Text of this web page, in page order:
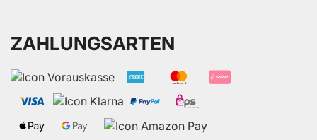
ZAHLUNGSARTEN